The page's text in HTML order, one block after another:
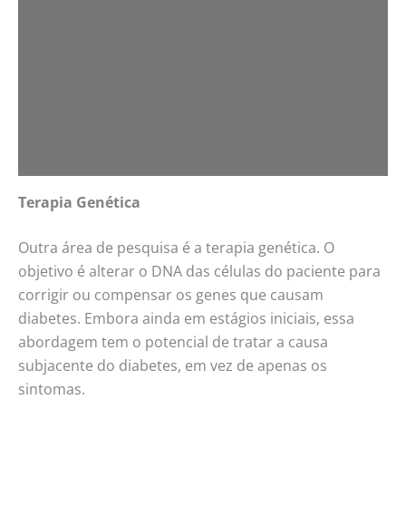
Terapia Genética
Outra área de pesquisa é a terapia genética. O
objetivo é alterar o DNA das células do paciente para
corrigir ou compensar os genes que causam
diabetes. Embora ainda em estágios iniciais, essa
abordagem tem o potencial de tratar a causa
subjacente do diabetes, em vez de apenas os
sintomas.